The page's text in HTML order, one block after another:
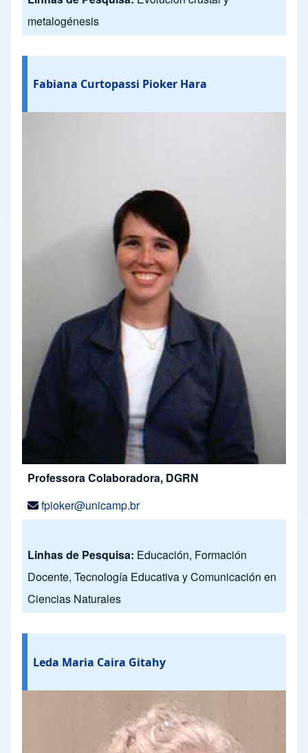
metalogénesis
Fabiana Curtopassi Pioker Hara
Professora Colaboradora, DGRN
fpioker@unicamp.br
Linhas de Pesquisa: Educación, Formación
Docente, Tecnología Educativa y Comunicación en
Ciencias Naturales
Leda Maria Caira Gitahy